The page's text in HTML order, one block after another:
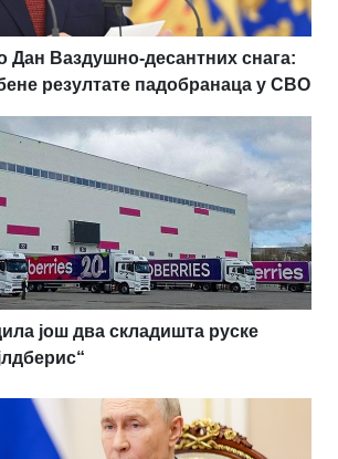
Дан Ваздушно-десантних снага:
резултате падобранаца у СВО
још два складишта руске